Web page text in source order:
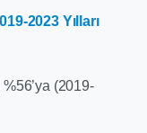
2023 Yılları
(2019-